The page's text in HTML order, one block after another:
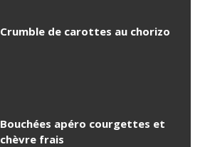
Crumble de carottes au chorizo
Bouchées apéro courgettes et
chèvre frais